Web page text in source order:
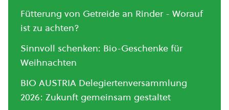
Fütterung von Getreide an Rinder - Worauf
ist zu achten?
Sinnvoll schenken: Bio-Geschenke für
Weihnachten
BIO AUSTRIA Delegiertenversammlung
2026: Zukunft gemeinsam gestaltet